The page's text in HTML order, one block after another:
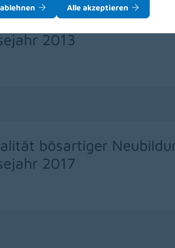
bösartiger
2013
bösartiger
2017
Alle akzeptieren